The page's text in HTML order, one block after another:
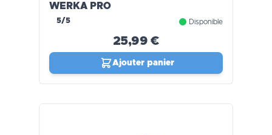
WERKA PRO
5/5 Disponible
25,99 €
Ajouter panier